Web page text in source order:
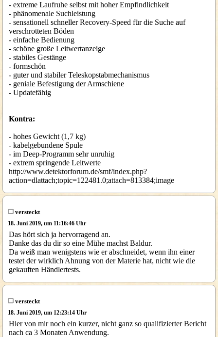
- extreme Laufruhe selbst mit hoher Empfindlichkeit
- phänomenale Suchleistung
- sensationell schneller Recovery-Speed für die Suche auf
verschrotteten Böden
- einfache Bedienung
- schöne große Leitwertanzeige
- stabiles Gestänge
- formschön
- guter und stabiler Teleskopstabmechanismus
- geniale Befestigung der Armschiene
- Updatefähig
Kontra:
- hohes Gewicht (1,7 kg)
- kabelgebundene Spule
- im Deep-Programm sehr unruhig
- extrem springende Leitwerte
http://www.detektorforum.de/smf/index.php?
action=dlattach;topic=122481.0;attach=813384;image
versteckt
18. Juni 2019, um 11:16:46 Uhr
Das hört sich ja hervorragend an.
Danke das du dir so eine Mühe machst Baldur.
Da weiß man wenigstens wie er abschneidet, wenn ihn einer
testet der wirklich Ahnung von der Materie hat, nicht wie die
gekauften Händlertests.
versteckt
18. Juni 2019, um 12:23:14 Uhr
Hier von mir noch ein kurzer, nicht ganz so qualifizierter Bericht
nach ca 3 Monaten Anwendung.